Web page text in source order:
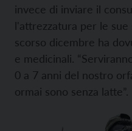
invece di inviare il
l'attrezzatura per le
scorso dicembre ha
e medicinali.
0 a 7 anni del nostro
ormai sono senza latte”.